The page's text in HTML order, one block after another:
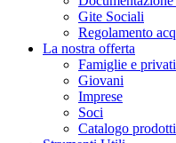
Gite Sociali
Regolamento
La nostra offerta
Famiglie e privati
Giovani
Imprese
Soci
Catalogo prodotti